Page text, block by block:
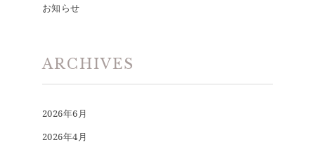
お知らせ
ARCHIVES
2026年6月
2026年4月